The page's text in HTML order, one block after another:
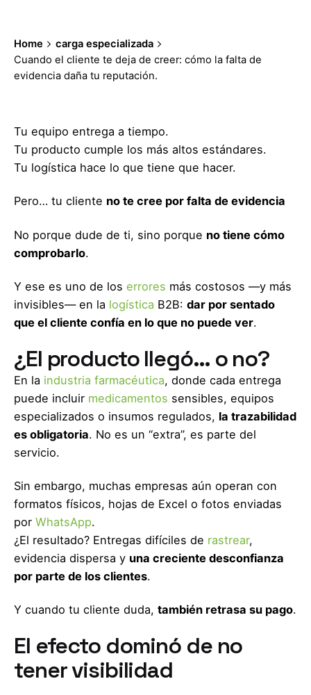
Home
carga especializada
Cuando el cliente te deja de creer: cómo la falta de
evidencia daña tu reputación.
Tu equipo entrega a tiempo.
Tu producto cumple los más altos estándares.
Tu logística hace lo que tiene que hacer.
Pero… tu cliente no te cree por falta de evidencia
No porque dude de ti, sino porque no tiene cómo
comprobarlo.
Y ese es uno de los errores más costosos —y más
invisibles— en la logística B2B: dar por sentado
que el cliente confía en lo que no puede ver.
¿El producto llegó… o no?
En la industria farmacéutica, donde cada entrega
puede incluir medicamentos sensibles, equipos
especializados o insumos regulados, la trazabilidad
es obligatoria. No es un “extra”, es parte del
servicio.
Sin embargo, muchas empresas aún operan con
formatos físicos, hojas de Excel o fotos enviadas
por WhatsApp.
¿El resultado? Entregas difíciles de rastrear,
evidencia dispersa y una creciente desconfianza
por parte de los clientes.
Y cuando tu cliente duda, también retrasa su pago.
El efecto dominó de no
tener visibilidad